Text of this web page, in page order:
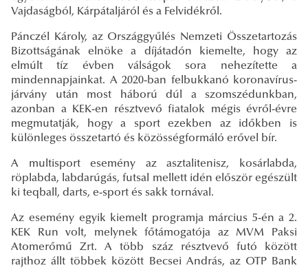
Vajdaságból, Kárpátaljáról és a Felvidékről.
Pánczél Károly, az Országgyűlés Nemzeti Összetartozás
Bizottságának elnöke a díjátadón kiemelte, hogy az
elmúlt tíz évben válságok sora nehezítette a
mindennapjainkat. A 2020-ban felbukkanó koronavírus-
járvány után most háború dúl a szomszédunkban,
azonban a KEK-en résztvevő fiatalok mégis évről-évre
megmutatják, hogy a sport ezekben az időkben is
különleges összetartó és közösségformáló erővel bír.
A multisport esemény az asztalitenisz, kosárlabda,
röplabda, labdarúgás, futsal mellett idén először egészült
ki teqball, darts, e-sport és sakk tornával.
Az esemény egyik kiemelt programja március 5-én a 2.
KEK Run volt, melynek főtámogatója az MVM Paksi
Atomerőmű Zrt. A több száz résztvevő futó között
rajthoz állt többek között Becsei András, az OTP Bank